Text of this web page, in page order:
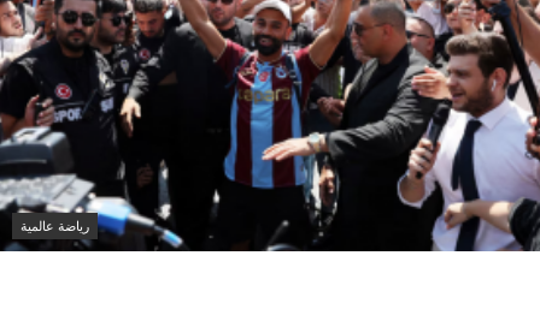
رياضة عالمية